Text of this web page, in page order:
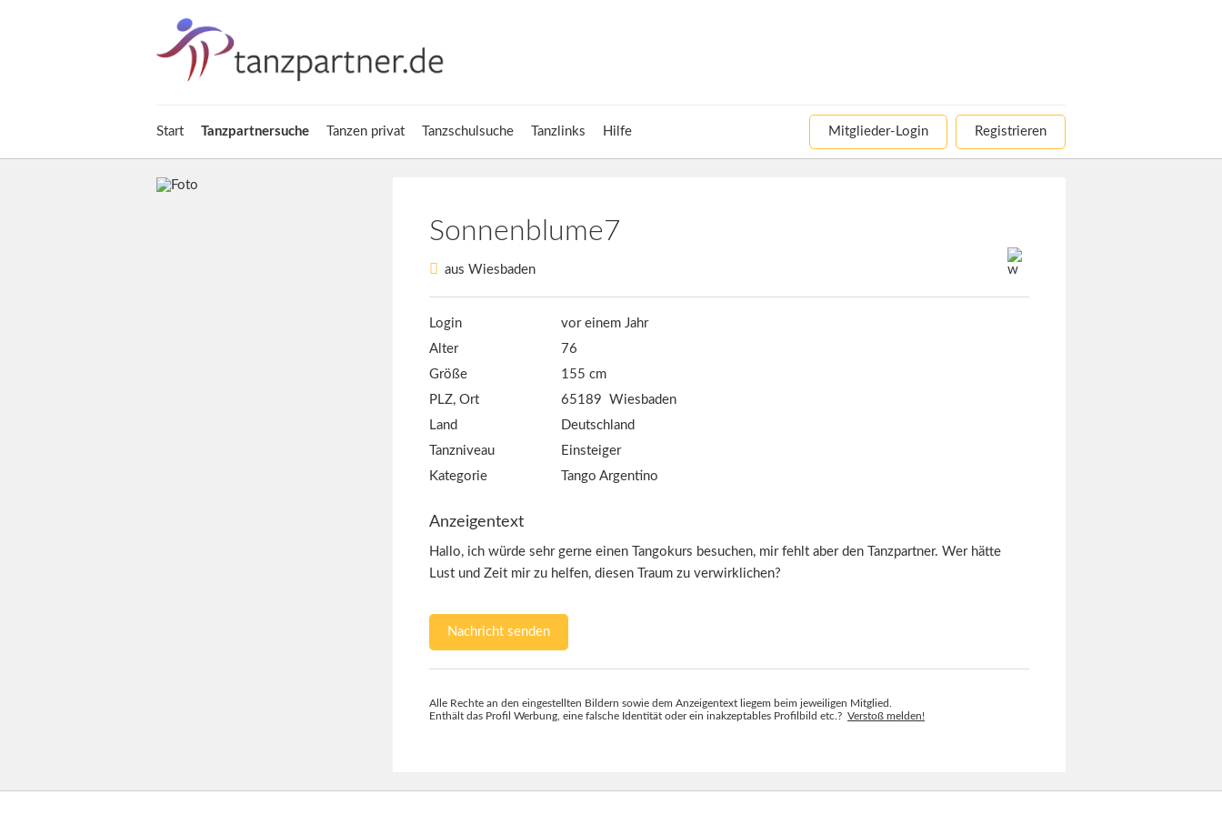
Start Tanzpartnersuche Tanzen privat Tanzschulsuche Tanzlinks Hilfe Mitglieder-Login Registrieren
Sonnenblume7
aus Wiesbaden
Login
vor einem Jahr
Alter
76
Größe
155 cm
PLZ, Ort
65189 Wiesbaden
Land
Deutschland
Tanzniveau
Einsteiger
Kategorie
Tango Argentino
Anzeigentext
Hallo, ich würde sehr gerne einen Tangokurs besuchen, mir fehlt aber den Tanzpartner. Wer hätte
Lust und Zeit mir zu helfen, diesen Traum zu verwirklichen?
Nachricht senden
Alle Rechte an den eingestellten Bildern sowie dem Anzeigentext liegem beim jeweiligen Mitglied.
Enthält das Profil Werbung, eine falsche Identität oder ein inakzeptables Profilbild etc.? Verstoß melden!